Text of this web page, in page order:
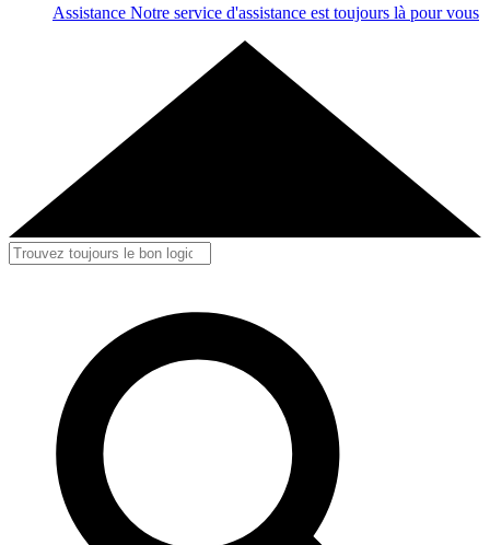
Assistance Notre service d'assistance est toujours là pour vous